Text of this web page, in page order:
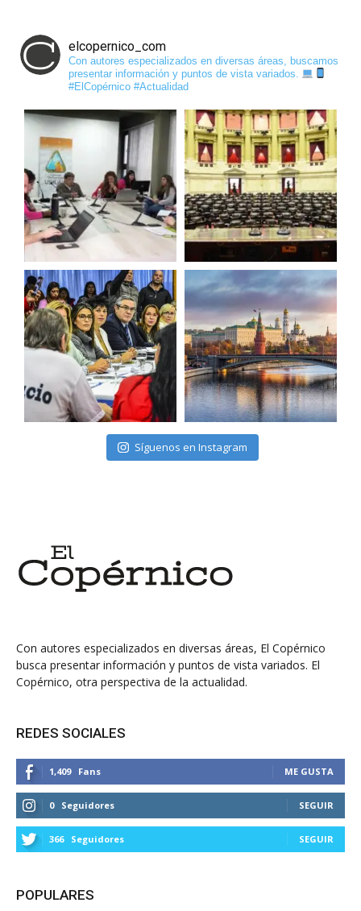
elcopernico_com
Con autores especializados en diversas áreas, buscamos
presentar información y puntos de vista variados.
#ElCopérnico #Actualidad
Síguenos en Instagram
Con autores especializados en diversas áreas, El Copérnico
busca presentar información y puntos de vista variados. El
Copérnico, otra perspectiva de la actualidad.
REDES SOCIALES
1,409 Fans ME GUSTA
0 Seguidores SEGUIR
366 Seguidores SEGUIR
POPULARES